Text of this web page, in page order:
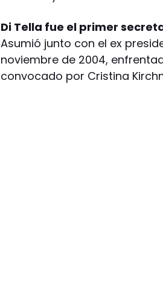
Di Tella fue el primer
Asumió junto con el ex
noviembre de 2004,
convocado por Cristina